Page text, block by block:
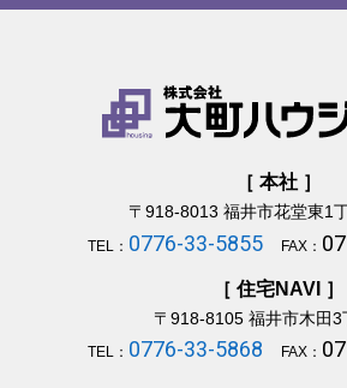
［ 本社 ］
〒918-8013 福井市花堂東1
TEL： 0776-33-5855 FAX：
［ 住宅NAVI ］
〒918-8105福井市木田3
TEL： 0776-33-5868 FAX：